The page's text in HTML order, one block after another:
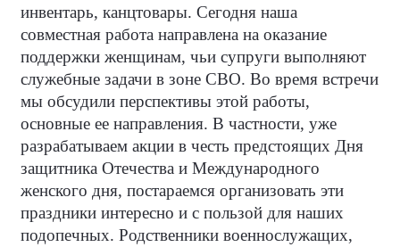
инвентарь, канцтовары. Сегодня наша
совместная работа направлена на оказание
поддержки женщинам, чьи супруги выполняют
служебные задачи в зоне СВО. Во время встречи
мы обсудили перспективы этой работы,
основные ее направления. В частности, уже
разрабатываем акции в честь предстоящих Дня
защитника Отечества и Международного
женского дня, постараемся организовать эти
праздники интересно и с пользой для наших
подопечных. Родственники военнослужащих,